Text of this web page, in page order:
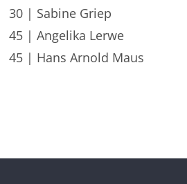
30 | Sabine Griep
45 | Angelika Lerwe
45 | Hans Arnold Maus